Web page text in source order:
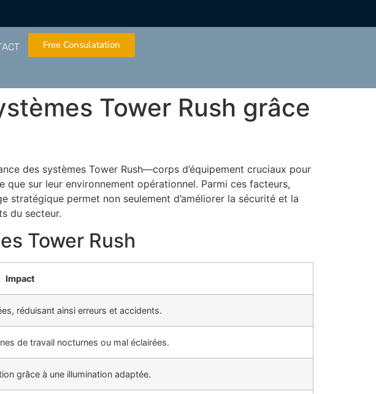
Free Consulatation
Tower Rush grâce
des systèmes Tower Rush—corps d’équipement cruciaux pour
sur leur environnement opérationnel. Parmi ces facteurs,
stratégique permet non seulement d’améliorer la sécurité et la
du secteur.
Tower Rush
Impact
réduisant ainsi erreurs et accidents.
de travail nocturnes ou mal éclairées.
grâce à une illumination adaptée.